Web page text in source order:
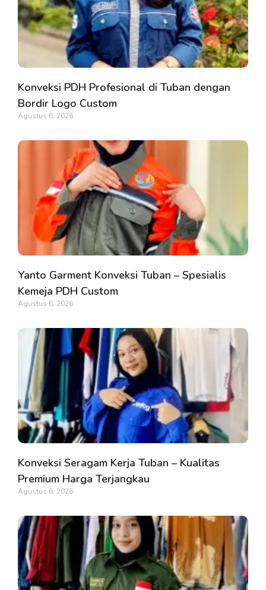
Konveksi PDH Profesional di Tuban dengan
Bordir Logo Custom
Agustus 6, 2026
Yanto Garment Konveksi Tuban – Spesialis
Kemeja PDH Custom
Agustus 6, 2026
Konveksi Seragam Kerja Tuban – Kualitas
Premium Harga Terjangkau
Agustus 6, 2026